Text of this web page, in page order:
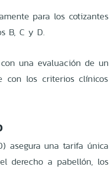
para los cotizantes
B, C y D.
una evaluación de un
con los criterios clínicos
asegura una tarifa única
derecho a pabellón, los